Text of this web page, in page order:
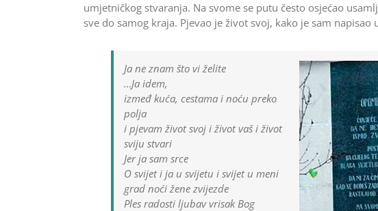
umjetničkog stvaranja. Na svome se putu često osjećao
sve do samog kraja. Pjevao je život svoj, kako je sam napisao
Ja ne znam što vi želite
…Ja idem,
izmeđ kuća, cestama i noću preko
polja
i pjevam život svoj i život vaš i život
sviju stvari
Jer ja sam srce
O svijet i ja u svijetu i svijet u meni
grad noći žene zvijezde
Ples radosti ljubav vrisak Bog